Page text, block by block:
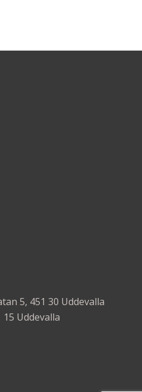
5, 451 30 Uddevalla
15 Uddevalla